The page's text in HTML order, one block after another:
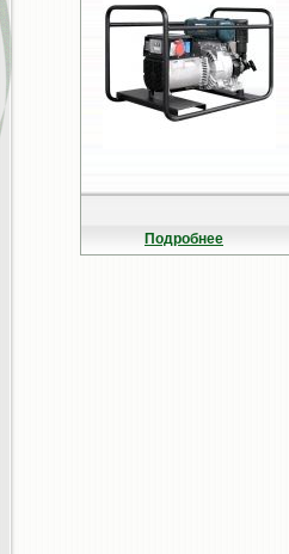
Подробнее